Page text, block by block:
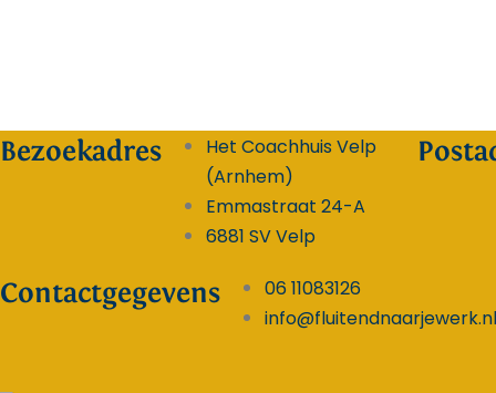
Bezoekadres
Het Coachhuis Velp
(Arnhem)
Emmastraat 24-A
6881 SV Velp
Contactgegevens
06 11083126
info@fluitendnaarjewerk.nl